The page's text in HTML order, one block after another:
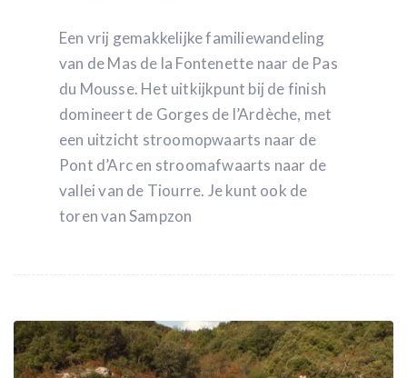
Een vrij gemakkelijke familiewandeling
van de Mas de la Fontenette naar de Pas
du Mousse. Het uitkijkpunt bij de finish
domineert de Gorges de l’Ardèche, met
een uitzicht stroomopwaarts naar de
Pont d’Arc en stroomafwaarts naar de
vallei van de Tiourre. Je kunt ook de
toren van Sampzon